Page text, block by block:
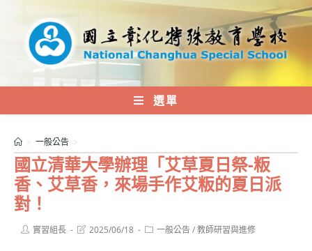
內
選單
國立清華大學辦理「艾草夏日祭-粄
香、艾草香，來場手作艾粄的夏日派
對！
> 一般公告 >
Post實習組長
Post2025/06/18
Post一般公告/教師研習與進修